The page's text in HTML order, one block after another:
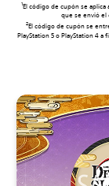
1El código de cupón se aplica
que se envió el
2El código de cupón se
PlayStation 5 o PlayStation 4